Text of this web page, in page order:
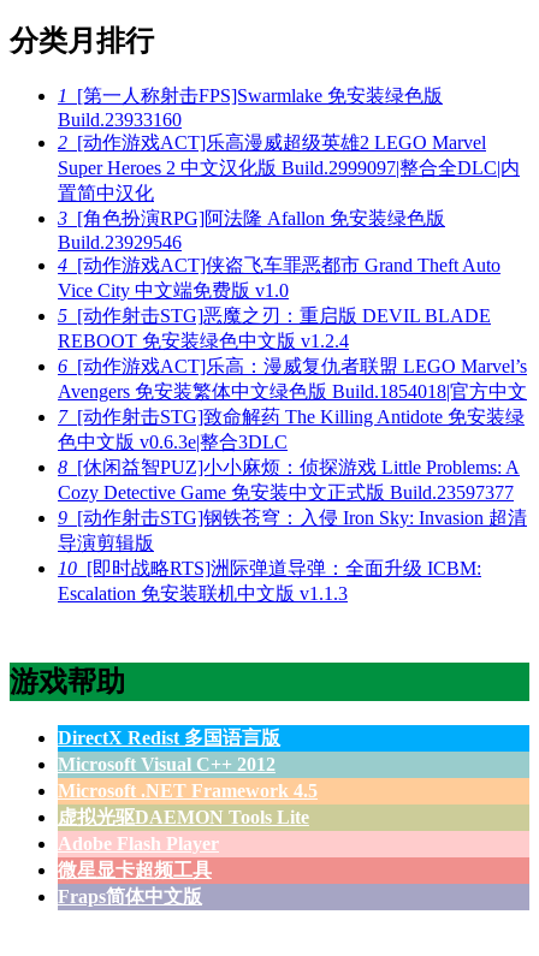
分类月排行
1
[第一人称射击FPS]Swarmlake 免安装绿色版
Build.23933160
2 [动作游戏ACT]乐高漫威超级英雄2 LEGO Marvel
Super Heroes 2 中文汉化版 Build.2999097|整合全DLC|内
置简中汉化
3 [角色扮演RPG]阿法隆 Afallon 免安装绿色版
Build.23929546
4 [动作游戏ACT]侠盗飞车罪恶都市 Grand Theft Auto
Vice City 中文端免费版 v1.0
5 [动作射击STG]恶魔之刃：重启版 DEVIL BLADE
REBOOT 免安装绿色中文版 v1.2.4
6 [动作游戏ACT]乐高：漫威复仇者联盟 LEGO Marvel’s
Avengers 免安装繁体中文绿色版 Build.1854018|官方中文
7[动作射击STG]致命解药 The Killing Antidote 免安装绿
色中文版 v0.6.3e|整合3DLC
8 [休闲益智PUZ]小小麻烦：侦探游戏 Little Problems: A
Cozy Detective Game 免安装中文正式版 Build.23597377
9 [动作射击STG]钢铁苍穹：入侵 Iron Sky: Invasion 超清
导演剪辑版
10 [即时战略RTS]洲际弹道导弹：全面升级 ICBM:
Escalation 免安装联机中文版 v1.1.3
游戏帮助
DirectX Redist 多国语言版
Microsoft Visual C++ 2012
Microsoft .NET Framework 4.5
虚拟光驱DAEMON Tools Lite
Adobe Flash Player
微星显卡超频工具
Fraps简体中文版